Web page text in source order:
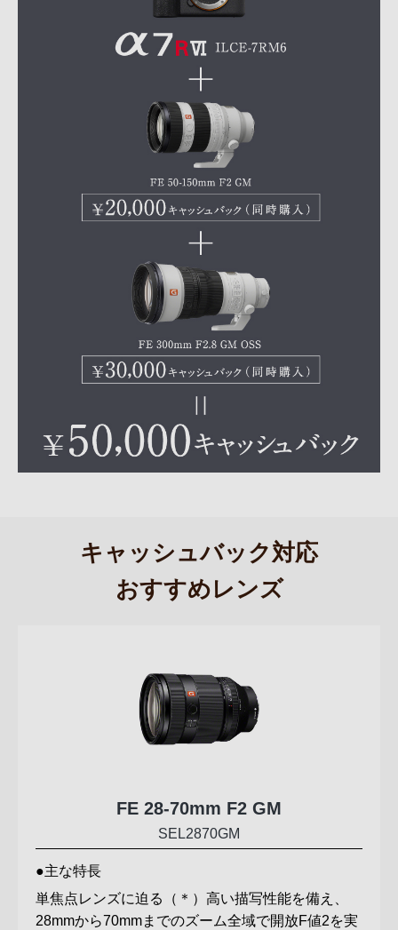
キャッシュバック対応
おすすめレンズ
FE 28-70mm F2 GM
SEL2870GM
主な特長
単焦点レンズに迫る（＊）高い描写性能を備え、
28mmから70mmまでのズーム全域で開放F値2を実